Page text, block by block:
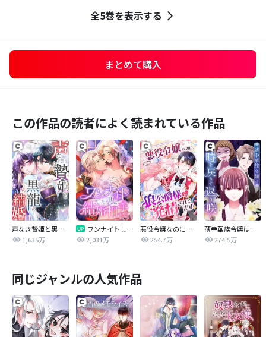
全5巻を表示する
まとめて購入
この作品の読者によく読まれている作品
声なき贄姫と黒龍の結婚
1,635万
ワンナイトした男は結婚相手でした
2,031万
悪役令嬢なのに、狼公爵様に発情されてます
254.7万
薄幸華族令嬢は時を戻りて返り咲く
274.5万
同じジャンルの人気作品